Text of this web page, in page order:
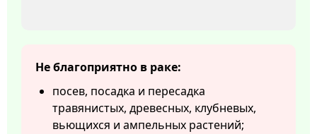
Не благоприятно в раке:
посев, посадка и пересадка
травянистых, древесных, клубневых,
вьющихся и ампельных растений;